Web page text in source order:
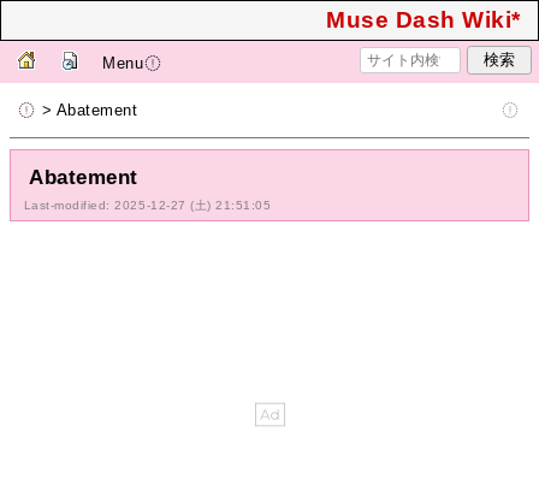
Muse Dash Wiki*
Menu
> Abatement
Abatement
Last-modified: 2025-12-27 (土) 21:51:05